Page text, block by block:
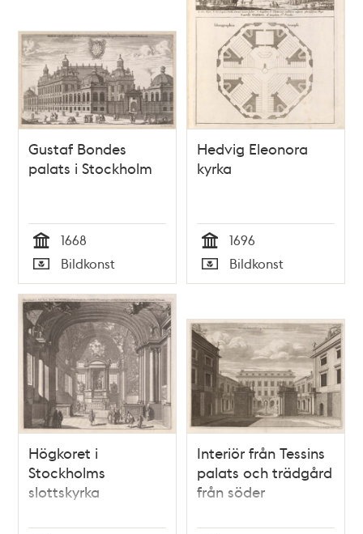
Gustaf Bondes
palats i Stockholm
Tid
1668
Typ
Bildkonst
Hedvig Eleonora
kyrka
Tid
1696
Typ
Bildkonst
Högkoret i
Stockholms
slottskyrka
Interiör från Tessins
palats och trädgård
från söder